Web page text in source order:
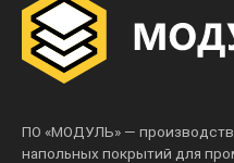
ПО «МОДУЛЬ» —
напольных покрытий для